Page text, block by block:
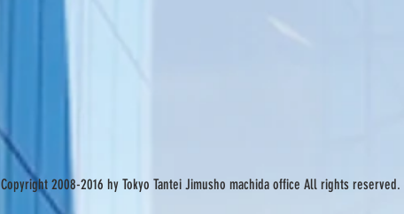
Copyright 2008-2016 hy Tokyo Tantei Jimusho machida office All rights reserved.